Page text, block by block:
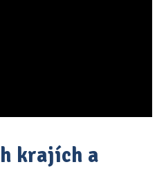
krajích a